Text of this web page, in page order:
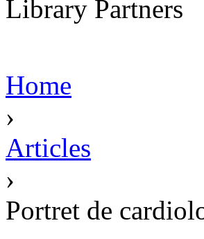
Library Partners
Home
›
Articles
›
Portret de